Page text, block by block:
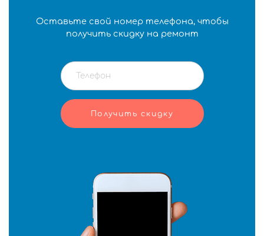
Оставьте свой номер телефона, чтобы
получить скидку на ремонт